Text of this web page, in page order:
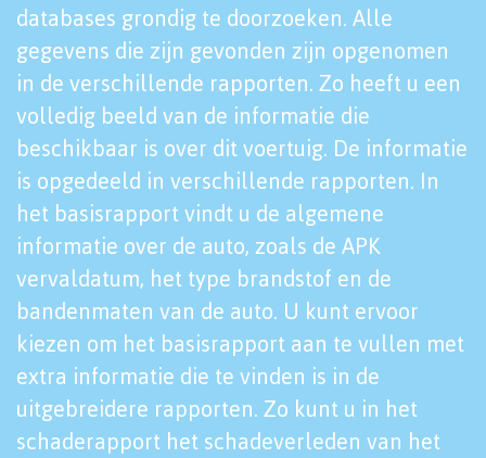
databases grondig te doorzoeken. Alle
gegevens die zijn gevonden zijn opgenomen
in de verschillende rapporten. Zo heeft u een
volledig beeld van de informatie die
beschikbaar is over dit voertuig. De informatie
is opgedeeld in verschillende rapporten. In
het basisrapport vindt u de algemene
informatie over de auto, zoals de APK
vervaldatum, het type brandstof en de
bandenmaten van de auto. U kunt ervoor
kiezen om het basisrapport aan te vullen met
extra informatie die te vinden is in de
uitgebreidere rapporten. Zo kunt u in het
schaderapport het schadeverleden van het